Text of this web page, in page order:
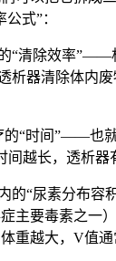
式”：
“清除效率”——
析器清除体内
的“时间”——也
间越长，透析器
的“尿素分布
主要毒素之一
重越大，V值通